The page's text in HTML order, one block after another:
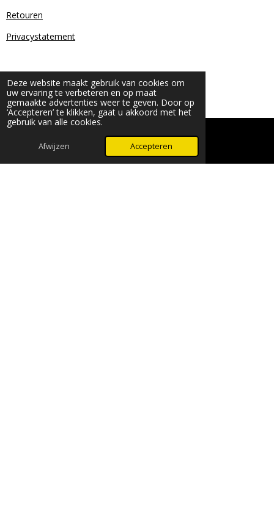
Deze website maakt gebruik van cookies om
uw ervaring te verbeteren en op maat
gemaakte advertenties weer te geven. Door op
‘Accepteren’ te klikken, gaat u akkoord met het
gebruik van alle cookies.
Afwijzen Accepteren
Retouren
Privacystatement
© 2024 - 2026 Beauty & More by Robyn
WhatsApp